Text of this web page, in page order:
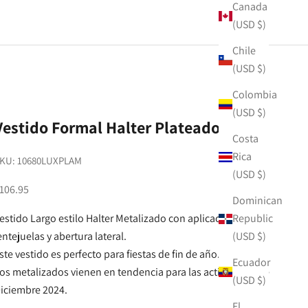
Canada
(USD $)
Chile
(USD $)
Colombia
(USD $)
Costa
Rica
(USD $)
Dominican
Republic
(USD $)
Ecuador
(USD $)
Formal Halter Plateado
10680LUXPLAM
price
Largo estilo Halter Metalizado con aplicaciones de
y abertura lateral.
vestido es perfecto para fiestas de fin de año.
metalizados vienen en tendencia para las actividades de
2024.